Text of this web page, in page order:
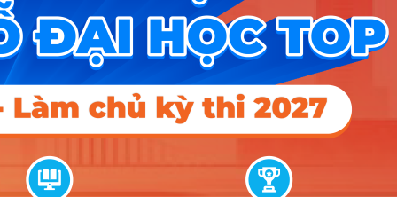
Hướng nghiệp
HOCMAI
ĐĂNG KÝ NGAY